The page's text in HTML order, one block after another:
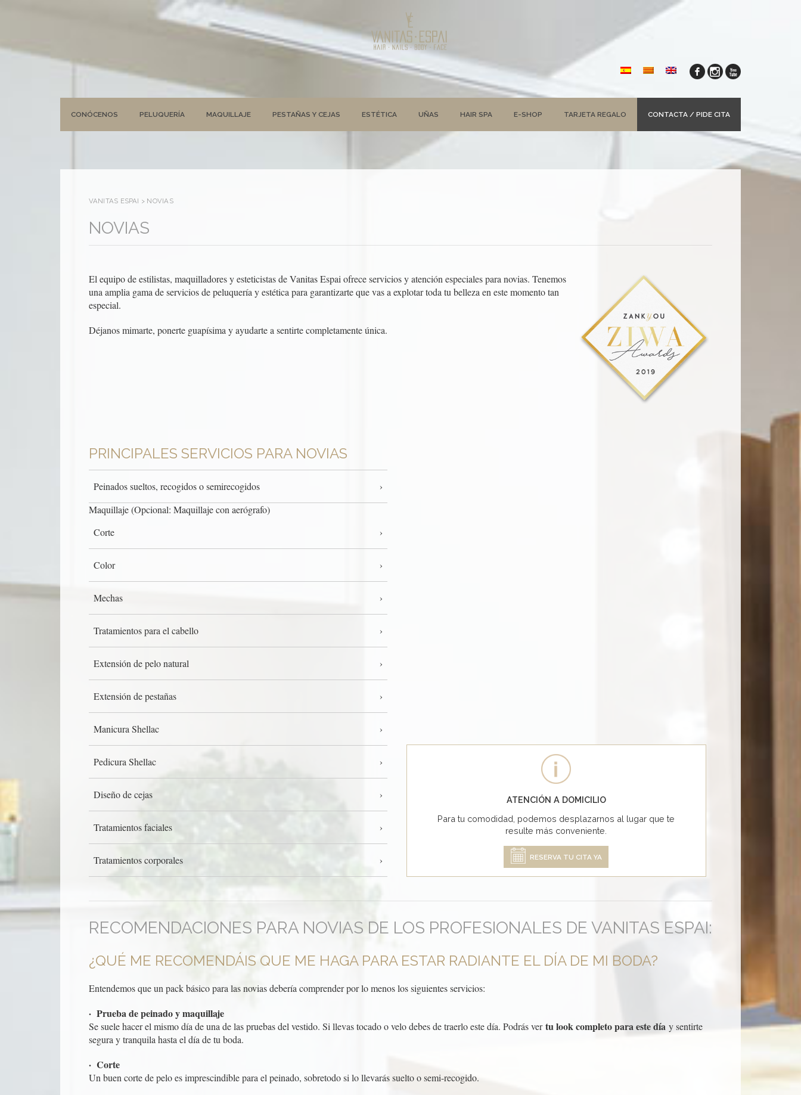
CONÓCENOS PELUQUERÍA MAQUILLAJE PESTAÑAS Y CEJAS ESTÉTICA UÑAS HAIR SPA E-SHOP TARJETA REGALO CONTACTA / PIDE CITA
VANITAS ESPAI > NOVIAS
NOVIAS
El equipo de estilistas, maquilladores y esteticistas de Vanitas Espai ofrece servicios y atención especiales para novias. Tenemos
una amplia gama de servicios de peluquería y estética para garantizarte que vas a explotar toda tu belleza en este momento tan
especial.
Déjanos mimarte, ponerte guapísima y ayudarte a sentirte completamente única.
PRINCIPALES SERVICIOS PARA NOVIAS
Peinados sueltos, recogidos o semirecogidos
Maquillaje (Opcional: Maquillaje con aerógrafo)
Corte
Color
Mechas
Tratamientos para el cabello
Extensión de pelo natural
Extensión de pestañas
Manicura Shellac
Pedicura Shellac
Diseño de cejas
Tratamientos faciales
Tratamientos corporales
ATENCIÓN A DOMICILIO
Para tu comodidad, podemos desplazarnos al lugar que te
resulte más conveniente.
RESERVA TU CITA YA
RECOMENDACIONES PARA NOVIAS DE LOS PROFESIONALES DE VANITAS ESPAI:
¿QUÉ ME RECOMENDÁIS QUE ME HAGA PARA ESTAR RADIANTE EL DÍA DE MI BODA?
Entendemos que un pack básico para las novias debería comprender por lo menos los siguientes servicios:
· Prueba de peinado y maquillaje
Se suele hacer el mismo día de una de las pruebas del vestido. Si llevas tocado o velo debes de traerlo este día. Podrás vertu look completo para este díay sentirte
segura y tranquila hasta el día de tu boda.
· Corte
Un buen corte de pelo es imprescindible para el peinado, sobretodo si lo llevarás suelto o semi-recogido.